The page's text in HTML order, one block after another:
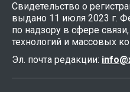
Свидетельство о
выдано 11 июля 2023 г.
по надзору в сфере
технологий и массовых
Эл. почта редакции: